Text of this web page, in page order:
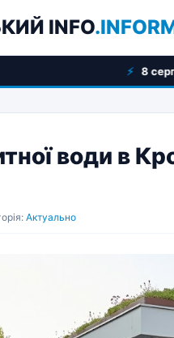
INFO
8 серпня: свята, події,
води в
Актуально